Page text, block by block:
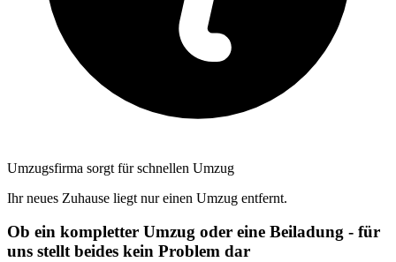
Umzugsfirma sorgt für schnellen Umzug
Ihr neues Zuhause liegt nur einen Umzug entfernt.
Ob ein kompletter Umzug oder eine Beiladung - für
uns stellt beides kein Problem dar